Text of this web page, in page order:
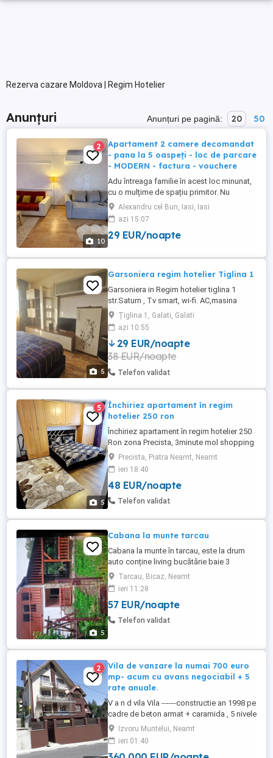
Rezerva cazare Moldova | Regim Hotelier
Anunțuri Anunțuri pe pagină: 20 50
10
2
Apartament 2 camere decomandat
- pana la 5 oaspeți - loc de parcare
- MODERN - factura - vouchere
Adu întreaga familie în acest loc minunat,
cu o mulțime de spațiu primitor. Nu
Raspundem in timp util aici? Sau ai mai
multe întrebări? HAI pe #abhomesiasi si
ajutam acolo cât de repede! Apartament
cu 2 camere by AB HOMES IASI, situat în
orasului. Spațiu modern, ...
Alexandru cel Bun, Iasi, Iasi
azi 15:07
29 EUR/noapte
5
Garsoniera regim hotelier Tiglina 1
Garsoniera in Regim hotelier tiglina 1
str.Saturn , Tv smart, wi-fi. AC,masina
spalat,lift
Țiglina 1, Galati, Galati
azi 10:55
29 EUR/noapte
38 EUR/noapte
Telefon validat
5
5
Închiriez apartament în regim
hotelier 250 ron
Închiriez apartament în regim hotelier 250
Ron zona Precista, 3minute mol shopping
City ! Apartamentul este foarte comod,
compus din 2 camere , bae bucătărie și
hol mobilat și utilat situat la parter! Este
situat într-o zonă liniștită! Împrejurimi
shopping city,
Precista, Piatra Neamt, Neamt
ieri 18:40
48 EUR/noapte
Telefon validat
5
Cabana la munte tarcau
Cabana la munte în tarcau, este la drum
auto conține living bucătărie baie 3
dormitoare terasa
Tarcau, Bicaz, Neamt
ieri 11:28
57 EUR/noapte
Telefon validat
2
Vila de vanzare la numai 700 euro
mp- acum cu avans negociabil + 5
rate anuale.
V a n d vila Vila ------constructie an 1998 pe
cadre de beton armat + caramida , 5 nivele
, 19 camere , din care 12 camere pentru
cazare , 31 locuri , , parter comercial (
restaurant , bar , bucatarie , oficiu , terasa
Izvoru Muntelui, Neamt
ieri 01:40